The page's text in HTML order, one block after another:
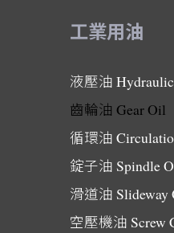
工業用油
液壓油
齒輪油 Gear Oil
循環油
錠子油 Spindle
滑道油 Slideway
空壓機油 Screw